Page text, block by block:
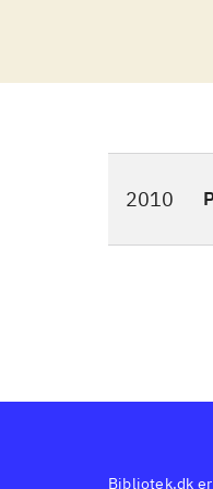
2010
Bibliotek.dk